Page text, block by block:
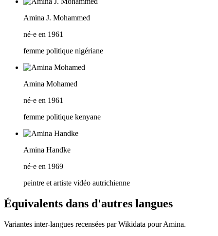
Amina J. Mohammed
né·e en 1961
femme politique nigériane
Amina Mohamed
né·e en 1961
femme politique kenyane
Amina Handke
né·e en 1969
peintre et artiste vidéo autrichienne
Équivalents dans d'autres langues
Variantes inter-langues recensées par Wikidata pourAmina.